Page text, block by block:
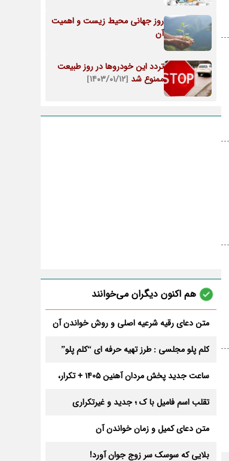
روز جهانی محیط زیست و اهمیت
آن
تردد این خودروها در روز طبیعت
ممنوع شد [۱۴۰۳/۰۱/۱۲]
هم اکنون دیگران می‌خوانند
متن دعای رقیه شرعیه اصلی و روش خواندن آن
کلم پلو مجلسی : طرز تهیه حرفه ای “کلم پلو”
ساعت جدید پخش مردان آهنین 1405 + تکرار،
تقلب اسم فامیل با ک ؛ جدید و غیرتکراری
متن دعای کمیل و زمان خواندن آن
بلایی که سوسک سر زوج جوان آورد!